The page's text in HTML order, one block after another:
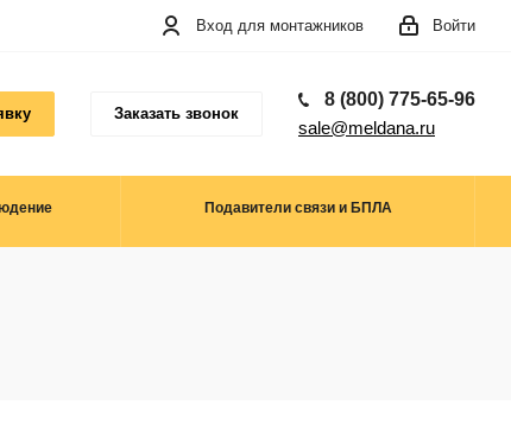
Войти
Вход для монтажников
Заказать звонок
8 (800) 775-65-96
sale@meldana.ru
Подавители связи и БПЛА